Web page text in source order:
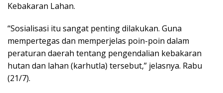
Kebakaran Lahan.
“Sosialisasi itu sangat penting dilakukan. Guna
mempertegas dan memperjelas poin-poin dalam
peraturan daerah tentang pengendalian kebakaran
hutan dan lahan (karhutla) tersebut,” jelasnya. Rabu
(21/7).